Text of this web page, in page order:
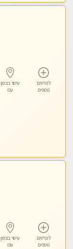
לפרטים
נוספים
עיסוי בצפון
עכו
לפרטים
נוספים
עיסוי בצפון
עכו